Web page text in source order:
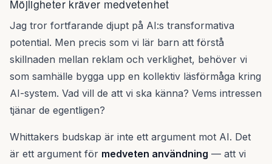
Möjligheter kräver medvetenhet
Jag tror fortfarande djupt på AI:s transformativa
potential. Men precis som vi lär barn att förstå
skillnaden mellan reklam och verklighet, behöver vi
som samhälle bygga upp en kollektiv läsförmåga kring
AI-system. Vad vill de att vi ska känna? Vems intressen
tjänar de egentligen?
Whittakers budskap är inte ett argument mot AI. Det
är ett argument för medveten användning — att vi